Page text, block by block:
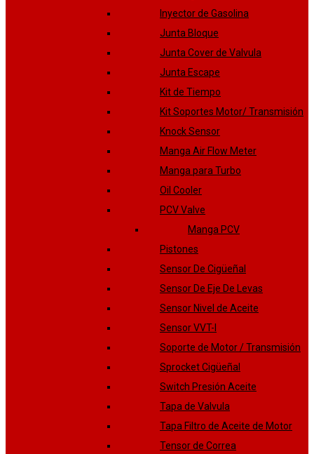
Inyector de Gasolina
Junta Bloque
Junta Cover de Valvula
Junta Escape
Kit de Tiempo
Kit Soportes Motor/ Transmisión
Knock Sensor
Manga Air Flow Meter
Manga para Turbo
Oil Cooler
PCV Valve
Manga PCV
Pistones
Sensor De Cigüeñal
Sensor De Eje De Levas
Sensor Nivel de Aceite
Sensor VVT-I
Soporte de Motor / Transmisión
Sprocket Cigüeñal
Switch Presión Aceite
Tapa de Valvula
Tapa Filtro de Aceite de Motor
Tensor de Correa